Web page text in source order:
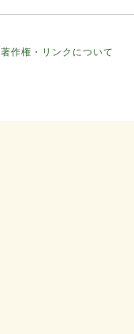
著作権・リンクについて